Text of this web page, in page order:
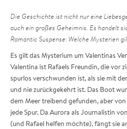
Die Geschichte ist nicht nur eine
auch ein großes Geheimnis. Es handelt
Romantic Suspense: Welche Mysterien
Es gilt das Mysterium um Valentinas
Valentina ist Rafaels Freundin, die vor
spurlos verschwunden ist, als sie mit
und nie zurückgekehrt ist. Das Boot
dem Meer treibend gefunden, aber
jede Spur. Da Aurora als Journalistin
(und Rafael helfen möchte), fängt sie